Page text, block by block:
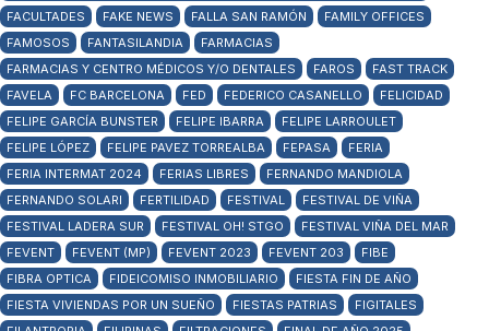
FACULTADES
FAKE NEWS FALLA SAN RAMÓN
FAMILY OFFICES
FAMOSOS
FANTASILANDIA
FARMACIAS
FARMACIAS Y CENTRO MÉDICOS Y/O DENTALES
FAROS
FAST TRACK
FAVELA
FC BARCELONA FED FEDERICO CASANELLO
FELICIDAD
FELIPE GARCÍA BUNSTER
FELIPE IBARRA
FELIPE LARROULET
FELIPE LÓPEZ
FELIPE PAVEZ TORREALBA FEPASA
FERIA
FERIA INTERMAT 2024
FERIAS LIBRES
FERNANDO MANDIOLA
FERNANDO SOLARI
FERTILIDAD FESTIVAL
FESTIVAL DE VIÑA
FESTIVAL LADERA SUR
FESTIVAL OH! STGO
FESTIVAL VIÑA DEL MAR
FEVENT
FEVENT (MP) FEVENT 2023 FEVENT 203
FIBE
FIBRA OPTICA
FIDEICOMISO INMOBILIARIO
FIESTA FIN DE AÑO
FIESTA VIVIENDAS POR UN SUEÑO
FIESTAS PATRIAS
FIGITALES